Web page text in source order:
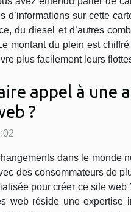
d’informations sur cette
du diesel et d’autres
montant du plein est
plus facilement leurs
appel à une
?
dans le monde
des consommateurs de
pour créer ce site
réside une expertise